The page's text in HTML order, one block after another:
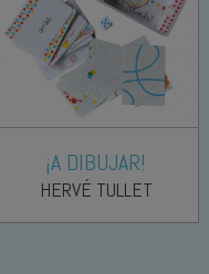
¡A DIBUJAR!
HERVÉ TULLET